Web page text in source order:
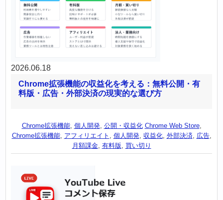
2026.06.18
Chrome拡張機能の収益化を考える：無料公開・有
料版・広告・外部決済の現実的な選び方
Chrome拡張機能, 個人開発, 公開・収益化 Chrome Web Store,
Chrome拡張機能, アフィリエイト , 個人開発, 収益化, 外部決済, 広告,
月額課金, 有料版, 買い切り